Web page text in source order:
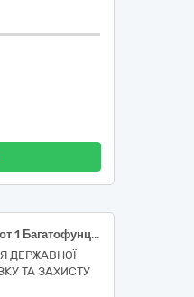
Комп’ютерне обладнання: (Лот 1 Багатофунцкіональні пристрої ; Лот 2 Монітори; Лот 3 USB-накопичувачі)
ДЕРЖАВНОЇ
ТА ЗАХИСТУ